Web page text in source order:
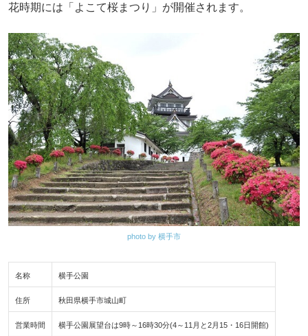
花時期には「よこて桜まつり」が開催されます。
photo by 横手市
名称 横手公園
住所 秋田県横手市城山町
営業時間 横手公園展望台は9時～16時30分(4～11月と2月15・16日開館)